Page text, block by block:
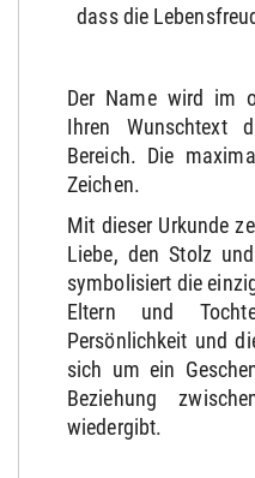
dass die
Der Name wird im
Ihren Wunschtext
Bereich. Die
Zeichen.
Mit dieser Urkunde
Liebe, den Stolz
symbolisiert die
Eltern und
Persönlichkeit und
sich um ein
Beziehung
wiedergibt.